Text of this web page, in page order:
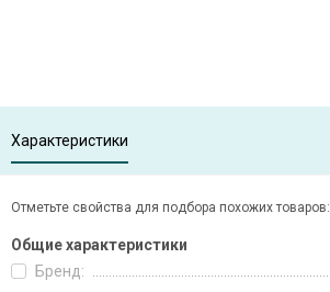
Характеристики
Отметьте свойства для подбора похожих товаров:
Общие характеристики
Бренд: